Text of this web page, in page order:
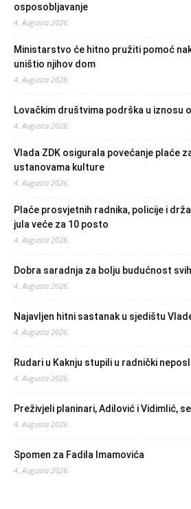
osposobljavanje
4. Augusta 2026.
Ministarstvo će hitno pružiti pomoć
uništio njihov dom
4. Augusta 2026.
Lovačkim društvima podrška u iznosu
4. Augusta 2026.
Vlada ZDK osigurala povećanje plaće
ustanovama kulture
4. Augusta 2026.
Plaće prosvjetnih radnika, policije i
jula veće za 10 posto
4. Augusta 2026.
Dobra saradnja za bolju budućnost
4. Augusta 2026.
Najavljen hitni sastanak u sjedištu
4. Augusta 2026.
Rudari u Kaknju stupili u radnički
4. Augusta 2026.
Preživjeli planinari, Adilović i Vidimlić,
4. Augusta 2026.
Spomen za Fadila Imamovića
4. Augusta 2026.